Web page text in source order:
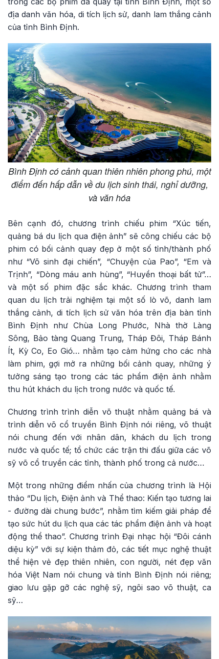
địa danh văn hóa, di tích lịch sử, danh lam thắng cảnh
của tỉnh Bình Định.
Bình Định có cảnh quan thiên nhiên phong phú, một
điểm đến hấp dẫn về du lịch sinh thái, nghỉ dưỡng,
và văn hóa
Bên cạnh đó, chương trình chiếu phim “Xúc tiến,
quảng bá du lịch qua điện ảnh” sẽ công chiếu các bộ
phim có bối cảnh quay đẹp ở một số tỉnh/thành phố
như “Võ sinh đại chiến”, “Chuyện của Pao”, “Em và
Trịnh”, “Dòng máu anh hùng”, “Huyền thoại bất tử”…
và một số phim đặc sắc khác. Chương trình tham
quan du lịch trải nghiệm tại một số lò võ, danh lam
thắng cảnh, di tích lịch sử văn hóa trên địa bàn tỉnh
Bình Định như Chùa Long Phước, Nhà thờ Làng
Sông, Bảo tàng Quang Trung, Tháp Đôi, Tháp Bánh
Ít, Kỳ Co, Eo Gió… nhằm tạo cảm hứng cho các nhà
làm phim, gợi mở ra những bối cảnh quay, những ý
tưởng sáng tạo trong các tác phẩm điện ảnh nhằm
thu hút khách du lịch trong nước và quốc tế.
Chương trình trình diễn võ thuật nhằm quảng bá và
trình diễn võ cổ truyền Bình Định nói riêng, võ thuật
nói chung đến với nhân dân, khách du lịch trong
nước và quốc tế; tổ chức các trận thi đấu giữa các võ
sỹ võ cổ truyền các tỉnh, thành phố trong cả nước…
Một trong những điểm nhấn của chương trình là Hội
thảo “Du lịch, Điện ảnh và Thể thao: Kiến tạo tương lai
- đường dài chung bước”, nhằm tìm kiếm giải pháp để
tạo sức hút du lịch qua các tác phẩm điện ảnh và hoạt
động thể thao”. Chương trình Đại nhạc hội “Đôi cánh
diệu kỳ” với sự kiện thảm đỏ, các tiết mục nghệ thuật
thể hiện vẻ đẹp thiên nhiên, con người, nét đẹp văn
hóa Việt Nam nói chung và tỉnh Bình Định nói riêng;
giao lưu gặp gỡ các nghệ sỹ, ngôi sao võ thuật, ca
sỹ…